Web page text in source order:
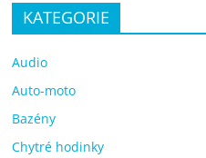
KATEGORIE
Audio
Auto-moto
Bazény
Chytré hodinky